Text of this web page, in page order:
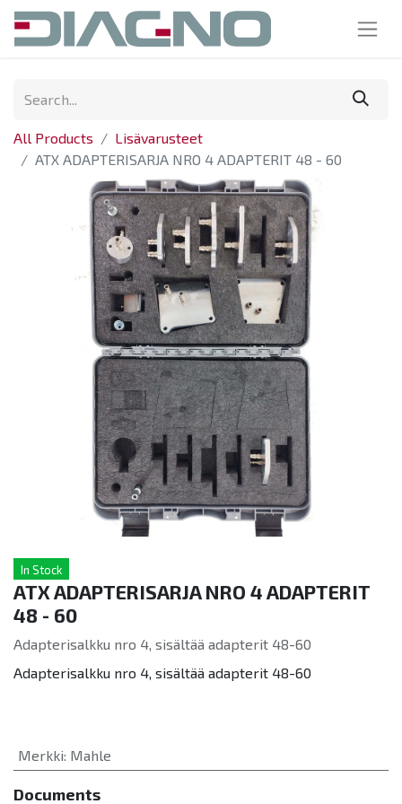
All Products
Lisävarusteet
ATX ADAPTERISARJA NRO 4 ADAPTERIT 48 - 60
In Stock
ATX ADAPTERISARJA NRO 4 ADAPTERIT
48 - 60
Adapterisalkku nro 4, sisältää adapterit 48-60
Adapterisalkku nro 4, sisältää adapterit 48-60
Merkki: Mahle
Documents